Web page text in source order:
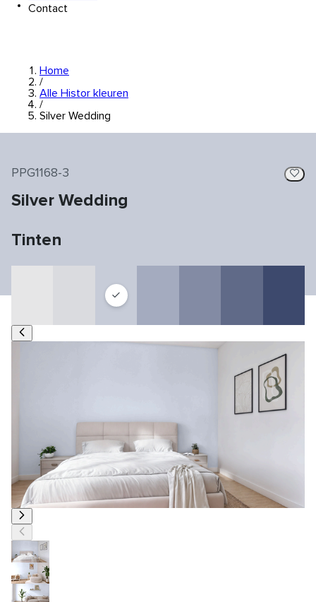
Contact
Home
/
Alle Histor kleuren
/
Silver Wedding
PPG1168-3
Silver Wedding
Tinten